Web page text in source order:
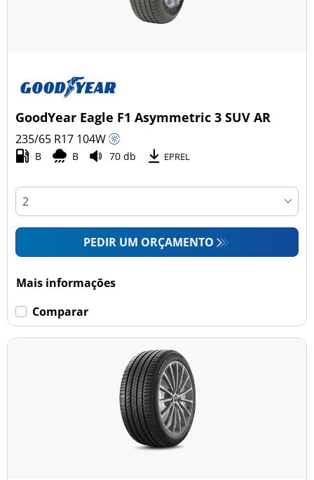
GoodYear Eagle F1 Asymmetric 3 SUV AR
235/65 R17 104W
B B 70 db EPREL
PEDIR UM ORÇAMENTO
Mais informações
Comparar